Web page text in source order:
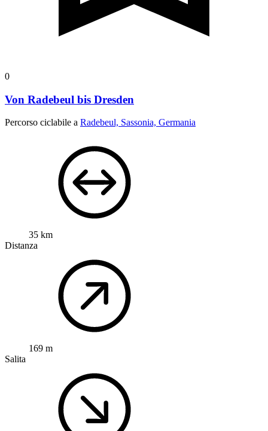
0
Von Radebeul bis Dresden
Percorso ciclabile a Radebeul, Sassonia, Germania
35 km
Distanza
169 m
Salita